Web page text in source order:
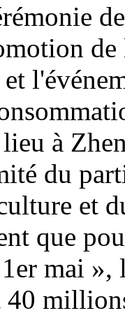
à
du
et
que
mai